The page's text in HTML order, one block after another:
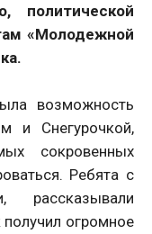
политической
«Молодежной
возможность
и Снегурочкой,
сокровенных
Ребята с
рассказывали
огромное